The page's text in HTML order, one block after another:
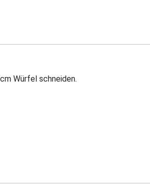
Würfel schneiden.